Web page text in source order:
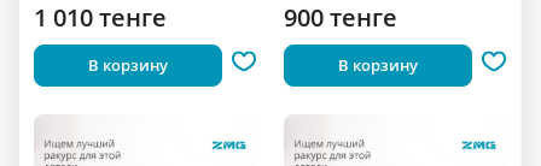
1 010 тенге
В корзину
900 тенге
В корзину